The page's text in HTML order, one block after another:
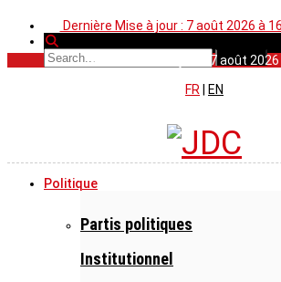
Dernière Mise à jour : 7 août 2026 à
Dernière Mise à jour : 7 août 2026
FR
EN
Politique
Partis politiques
Institutionnel